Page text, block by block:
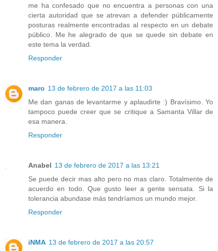
me ha confesado que no encuentra a personas con una
cierta autoridad que se atrevan a defender públicamente
posturas realmente encontradas al respecto en un debate
público. Me he alegrado de que se quede sin debate en
este tema la verdad.
Responder
maro 13 de febrero de 2017 a las 11:03
Me dan ganas de levantarme y aplaudirte :) Bravísimo. Yo
tampoco puede creer que se critique a Samanta Villar de
esa manera.
Responder
Anabel 13 de febrero de 2017 a las 13:21
Se puede decir mas alto pero no mas claro. Totalmente de
acuerdo en todo. Que gusto leer a gente sensata. Si la
tolerancia abundase más tendríamos un mundo mejor.
Responder
iNMA 13 de febrero de 2017 a las 20:57